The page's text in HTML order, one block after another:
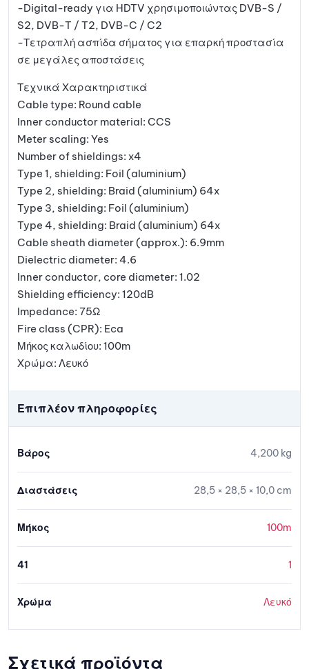
-Digital-ready για HDTV χρησιμοποιώντας DVB-S /
S2, DVB-T / T2, DVB-C / C2
-Τετραπλή ασπίδα σήματος για επαρκή προστασία
σε μεγάλες αποστάσεις
Τεχνικά Χαρακτηριστικά
Cable type: Round cable
Inner conductor material: CCS
Meter scaling: Yes
Number of shieldings: x4
Type 1, shielding: Foil (aluminium)
Type 2, shielding: Braid (aluminium) 64x
Type 3, shielding: Foil (aluminium)
Type 4, shielding: Braid (aluminium) 64x
Cable sheath diameter (approx.): 6.9mm
Dielectric diameter: 4.6
Inner conductor, core diameter: 1.02
Shielding efficiency: 120dB
Impedance: 75Ω
Fire class (CPR): Eca
Μήκος καλωδίου: 100m
Χρώμα: Λευκό
Επιπλέον πληροφορίες
Βάρος 4,200 kg
Διαστάσεις 28,5 × 28,5 × 10,0 cm
Μήκος 100m
41 1
Χρώμα Λευκό
Σχετικά προϊόντα